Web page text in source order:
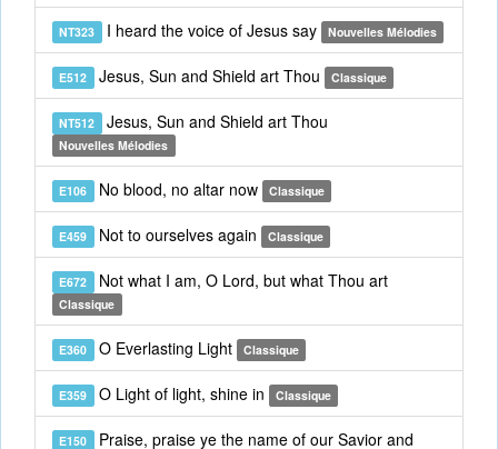
NT323 I heard the voice of Jesus say Nouvelles Mélodies
E512 Jesus, Sun and Shield art Thou Classique
NT512 Jesus, Sun and Shield art Thou
Nouvelles Mélodies
E106 No blood, no altar now Classique
E459 Not to ourselves again Classique
E672 Not what I am, O Lord, but what Thou art
Classique
E360 O Everlasting Light Classique
E359 O Light of light, shine in Classique
E150 Praise, praise ye the name of our Savior and